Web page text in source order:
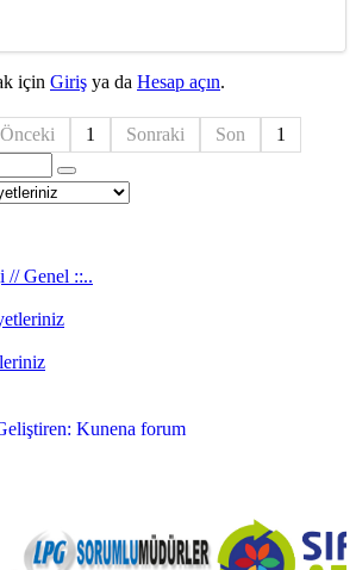
için Giriş ya da Hesap açın.
Önceki 1 Sonraki Son 1
// Genel ::..
Kunena forum